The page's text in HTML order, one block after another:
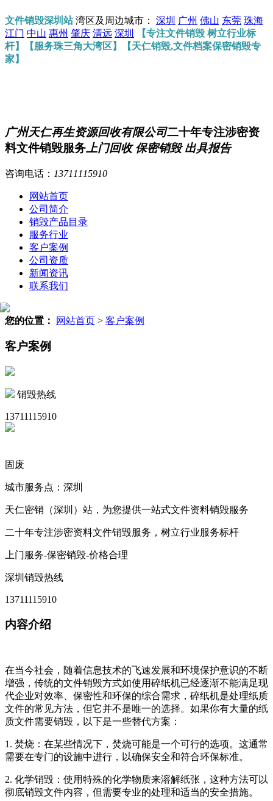
文件销毁深圳站湾区及周边城市： 深圳 广州 佛山 东莞 珠海
江门 中山 惠州 肇庆 清远 深圳
【专注文件销毁 树立行业标
杆】【服务珠三角大湾区】【天仁销毁,文件档案保密销毁专
家】
广州天仁再生资源回收有限公司二十年专注涉密资
料文件销毁服务 上门回收 保密销毁 出具报告
咨询电话： 13711115910
网站首页
公司简介
销毁产品目录
服务行业
客户案例
公司资质
新闻资讯
联系我们
您的位置： 网站首页 > 客户案例
客户案例
销毁热线
13711115910
固废
城市服务点：深圳
天仁密销（深圳）站，为您提供一站式文件资料销毁服务
二十年专注涉密资料文件销毁服务，树立行业服务标杆
上门服务-保密销毁-价格合理
深圳销毁热线
13711115910
内容介绍
在当今社会，随着信息技术的飞速发展和环境保护意识的不断
增强，传统的文件销毁方式如使用碎纸机已经逐渐不能满足现
代企业对效率、保密性和环保的综合需求，碎纸机是处理纸质
文件的常见方法，但它并不是唯一的选择。如果你有大量的纸
质文件需要销毁，以下是一些替代方案：
1. 焚烧：在某些情况下，焚烧可能是一个可行的选项。这通常
需要在专门的设施中进行，以确保安全和符合环保标准。
2. 化学销毁：使用特殊的化学物质来溶解纸张，这种方法可以
彻底销毁文件内容，但需要专业的处理和适当的安全措施。